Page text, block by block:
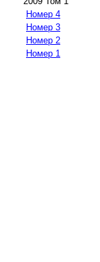
Номер 4
Номер 3
Номер 2
Номер 1